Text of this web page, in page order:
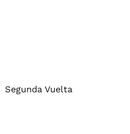
Segunda Vuelta